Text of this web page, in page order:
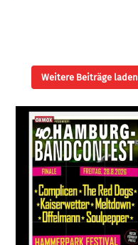
Weitere Beiträge laden
oxmoxhh
3 0